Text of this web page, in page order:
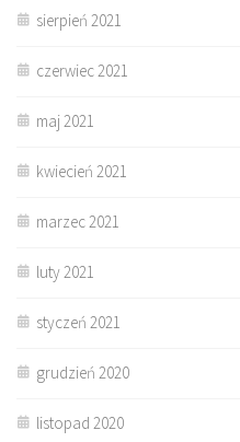
sierpień 2021
czerwiec 2021
maj 2021
kwiecień 2021
marzec 2021
luty 2021
styczeń 2021
grudzień 2020
listopad 2020